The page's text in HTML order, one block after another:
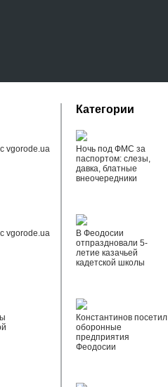
vgorode.ua
vgorode.ua
Категории
Ночь под ФМС за
паспортом: слезы,
давка, блатные
внеочередники
В Феодосии
отпраздновали 5-
летие казачьей
кадетской школы
Константинов посетил
оборонные
предприятия
Феодосии